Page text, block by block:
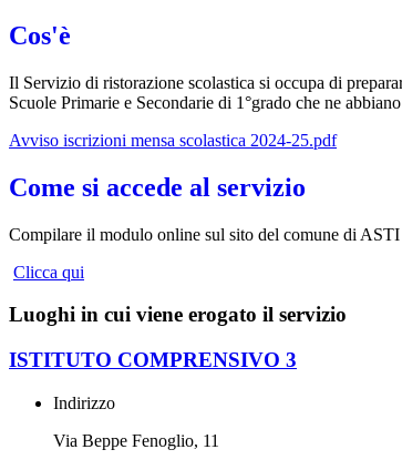
Cos'è
Il Servizio di ristorazione scolastica si occupa di
Scuole Primarie e Secondarie di 1°grado che ne
Avviso iscrizioni mensa scolastica 2024-25.pdf
Come si accede al servizio
Compilare il modulo online sul sito del comune di ASTI
Clicca qui
Luoghi in cui viene erogato il servizio
ISTITUTO COMPRENSIVO 3
Indirizzo
Via Beppe Fenoglio, 11